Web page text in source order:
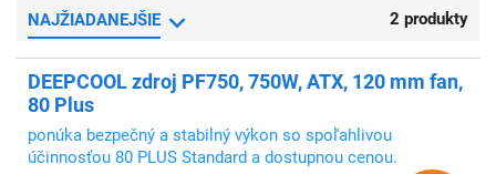
NAJŽIADANEJŠIE 2 produkty
DEEPCOOL zdroj PF750, 750W, ATX, 120 mm fan,
80 Plus
ponúka bezpečný a stabilný výkon so spoľahlivou
účinnosťou 80 PLUS Standard a dostupnou cenou.